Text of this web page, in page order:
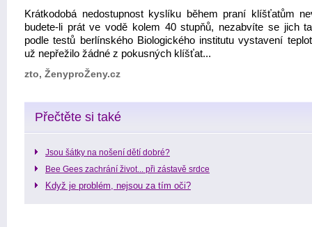
Krátkodobá nedostupnost kyslíku během praní klíšťatům
budete-li prát ve vodě kolem 40 stupňů, nezabvíte se jich
podle testů berlínského Biologického institutu vystavení
už nepřežilo žádné z pokusných klíšťat...
zto, ŽenyproŽeny.cz
Přečtěte si také
Jsou šátky na nošení dětí dobré?
Bee Gees zachrání život... při zástavě srdce
Když je problém, nejsou za tím oči?